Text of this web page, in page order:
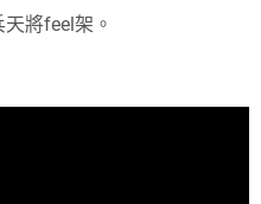
將feel架。